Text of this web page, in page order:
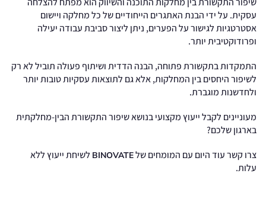
עסקית. על ידי הבנת האתגרים הייחודיים של כל מחלקה ויישום
אסטרטגיות לגישור על הפערים, ניתן ליצור סביבת עבודה יעילה
ופרודוקטיבית יותר.
התמקדות בתקשורת פתוחה, הבנה הדדית ושיתוף פעולה תוביל לא רק
לשיפור היחסים בין המחלקות, אלא גם לתוצאות עסקיות טובות יותר
ולחדשנות מוגברת.
מעוניינים לקבל ייעוץ מקצועי בנושא שיפור התקשורת הבין-מחלקתית
בארגון שלכם?
צרו קשר עוד היום עם המומחים שלBINOVATE לשיחת ייעוץ ללא
עלות.